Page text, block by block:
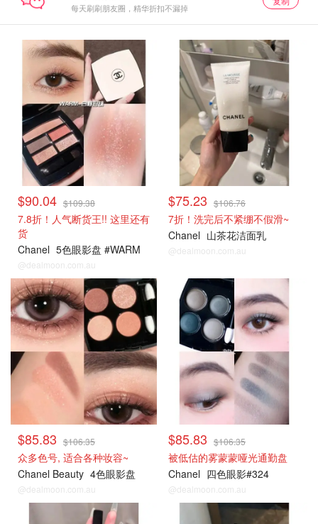
每天刷刷朋友圈，精华折扣不漏掉
$90.04 $109.38
7.8折！人气断货王!! 这里还有
货
Chanel 5色眼影盘 #WARM
@dealmoon.com.au
$75.23 $106.76
7折！洗完后不紧绷不假滑~
Chanel 山茶花洁面乳
@dealmoon.com.au
$85.83 $106.35
众多色号, 适合各种妆容~
Chanel Beauty 4色眼影盘
@dealmoon.com.au
$85.83 $106.35
被低估的雾蒙蒙哑光通勤盘
Chanel 四色眼影#324
@dealmoon.com.au